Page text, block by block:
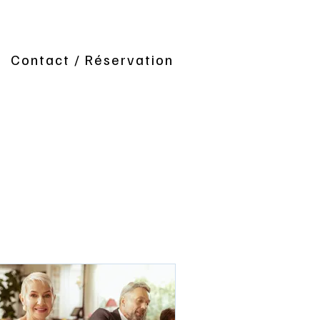
Contact / Réservation